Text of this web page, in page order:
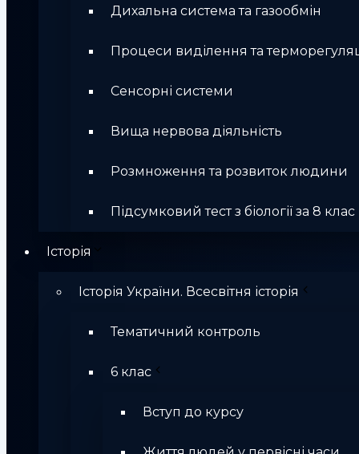
Дихальна система та газообмін
Процеси виділення та
Сенсорні системи
Вища нервова діяльність
Розмноження та розвиток людини
Підсумковий тест з біології за 8 клас
Історія
Історія України. Всесвітня історія
Тематичний контроль
6 клас
Вступ до курсу